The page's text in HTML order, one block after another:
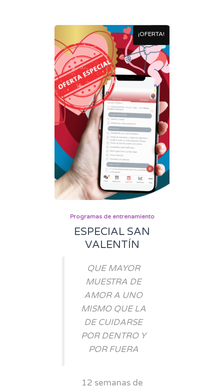
¡OFERTA!
Programas de entrenamiento
ESPECIAL SAN
VALENTÍN
QUE MAYOR
MUESTRA DE
AMOR A UNO
MISMO QUE LA
DE CUIDARSE
POR DENTRO Y
POR FUERA
12 semanas de